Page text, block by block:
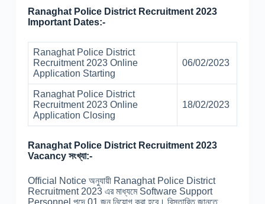
Ranaghat Police District Recruitment 2023
Important Dates:-
Ranaghat Police District
Recruitment 2023 Online
Application Starting
06/02/2023
Ranaghat Police District
Recruitment 2023 Online
Application Closing
18/02/2023
Ranaghat Police District Recruitment 2023
Vacancy সংখ্যা:-
Official Notice অনুযায়ী Ranaghat Police District
Recruitment 2023 এর মাধ্যমে Software Support
Personnel পদে 01 জন নিয়োগ করা হবে। বিস্তারিত জানতে